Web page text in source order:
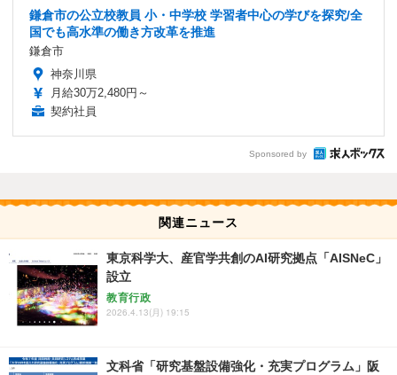
鎌倉市の公立校教員 小・中学校 学習者中心の学びを探究/全
国でも高水準の働き方改革を推進
鎌倉市
神奈川県
月給30万2,480円～
契約社員
Sponsored by
関連ニュース
東京科学大、産官学共創のAI研究拠点「AISNeC」
設立
教育行政
2026.4.13(月) 19:15
文科省「研究基盤設備強化・充実プログラム」阪